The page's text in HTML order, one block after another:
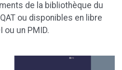
de la bibliothèque du
ou disponibles en libre
ou un PMID.